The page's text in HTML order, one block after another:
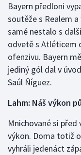
Gymnastika
Házená
Jezdectví
Lezení
Bayern předloni
soutěže s Realem
samé nestalo s
odvetě s Atléticem
ofenzivu. Bayern
jediný gól dal v
Saúl Ňíguez.
Lahm: Náš výkon
Mnichované si
výkon. Doma totiž
vyhráli jedenáct